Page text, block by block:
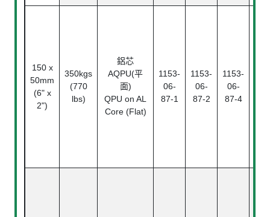
150 x
50mm
(6" x
2")
350kgs
(770
lbs)
鋁芯
AQPU(平
面)
QPU on AL
Core (Flat)
1153-
06-
87-1
1153-
06-
87-2
1153-
06-
87-4